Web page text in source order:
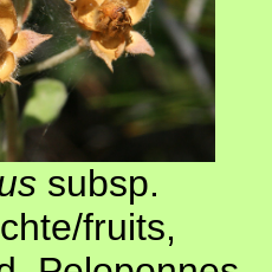
subsp.
fruits,